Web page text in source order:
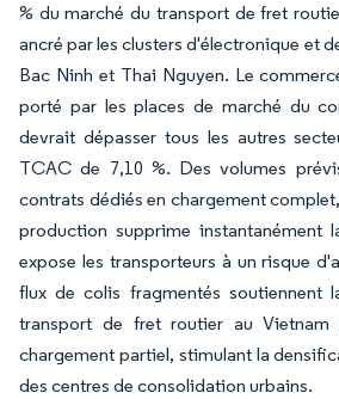
% du marché du transport de fret
ancré par les clusters d'électronique et
Bac Ninh et Thai Nguyen. Le
porté par les places de marché du
devrait dépasser tous les autres
TCAC de 7,10 %. Des volumes
contrats dédiés en chargement
production supprime instantanément
expose les transporteurs à un risque
flux de colis fragmentés soutiennent
transport de fret routier au Vietnam
chargement partiel, stimulant la
des centres de consolidation urbains.